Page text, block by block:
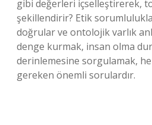
gibi değerleri içselleştirerek,
şekillendirir? Etik
doğrular ve ontolojik varlık
denge kurmak, insan olma
derinlemesine sorgulamak,
gereken önemli sorulardır.